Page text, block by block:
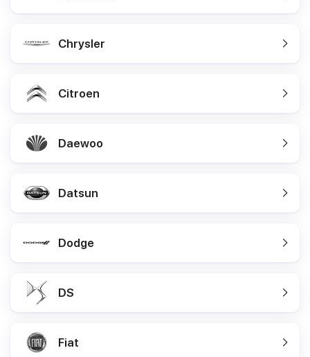
Chrysler
Citroen
Daewoo
Datsun
Dodge
DS
Fiat